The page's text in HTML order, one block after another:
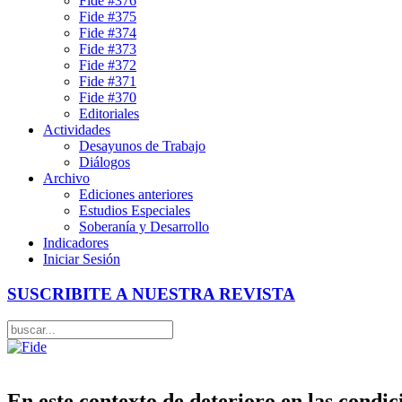
Fide #375
Fide #374
Fide #373
Fide #372
Fide #371
Fide #370
Editoriales
Actividades
Desayunos de Trabajo
Diálogos
Archivo
Ediciones anteriores
Estudios Especiales
Soberanía y Desarrollo
Indicadores
Iniciar Sesión
SUSCRIBITE A NUESTRA REVISTA